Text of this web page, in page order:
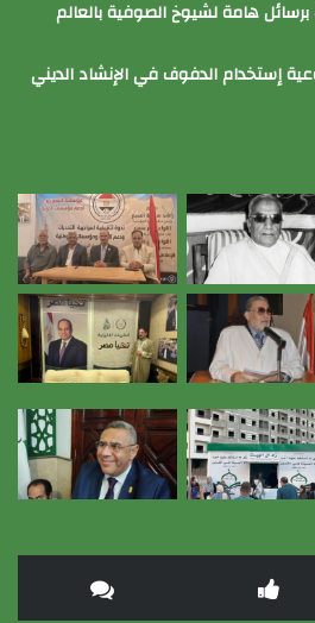
هامة لشيوخ الصوفية بالعالم
الدفوف في الإنشاد الديني